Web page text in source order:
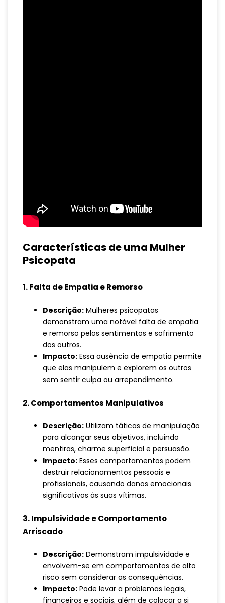
Características de uma Mulher
Psicopata
1. Falta de Empatia e Remorso
Descrição: Mulheres psicopatas
demonstram uma notável falta de empatia
e remorso pelos sentimentos e sofrimento
dos outros.
Impacto: Essa ausência de empatia permite
que elas manipulem e explorem os outros
sem sentir culpa ou arrependimento.
2. Comportamentos Manipulativos
Descrição: Utilizam táticas de manipulação
para alcançar seus objetivos, incluindo
mentiras, charme superficial e persuasão.
Impacto: Esses comportamentos podem
destruir relacionamentos pessoais e
profissionais, causando danos emocionais
significativos às suas vítimas.
3. Impulsividade e Comportamento
Arriscado
Descrição: Demonstram impulsividade e
envolvem-se em comportamentos de alto
risco sem considerar as consequências.
Impacto: Pode levar a problemas legais,
financeiros e sociais, além de colocar a si